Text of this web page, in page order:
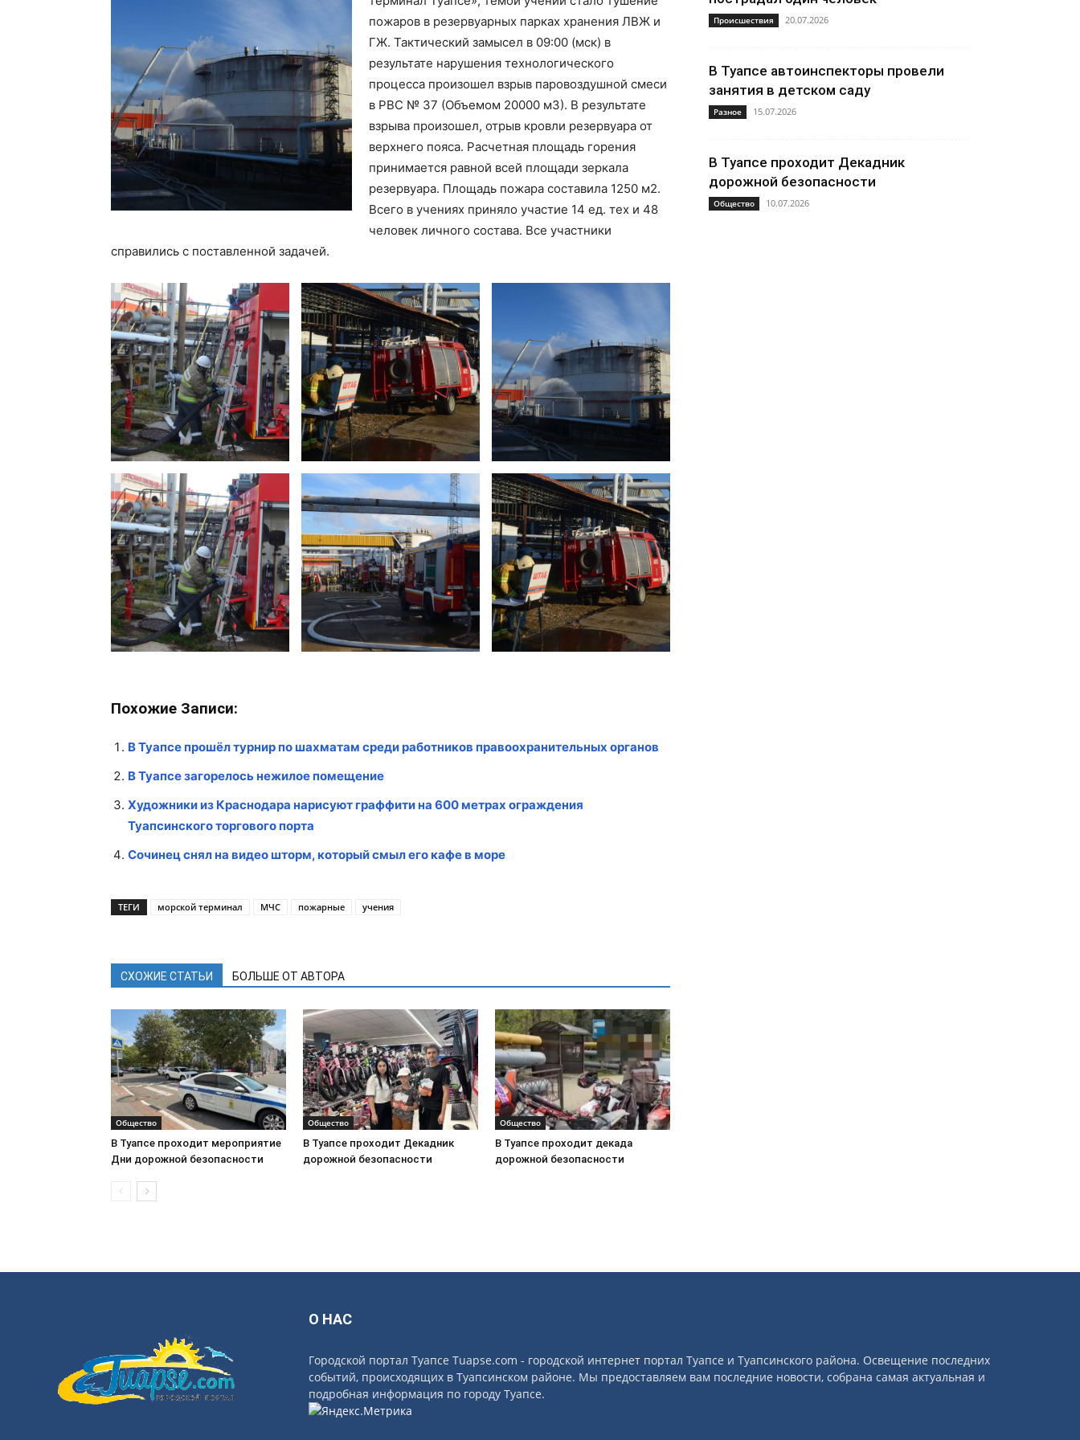
пожаров в резервуарных парках хранения ЛВЖ и
ГЖ. Тактический замысел в 09:00 (мск) в
результате нарушения технологического
процесса произошел взрыв паровоздушной смеси
в РВС № 37 (Объемом 20000 м3). В результате
взрыва произошел, отрыв кровли резервуара от
верхнего пояса. Расчетная площадь горения
принимается равной всей площади зеркала
резервуара. Площадь пожара составила 1250 м2.
Всего в учениях приняло участие 14 ед. тех и 48
человек личного состава. Все участники
справились с поставленной задачей.
Похожие Записи:
В Туапсе прошёл турнир по шахматам среди работников правоохранительных органов
В Туапсе загорелось нежилое помещение
Художники из Краснодара нарисуют граффити на 600 метрах ограждения
Туапсинского торгового порта
Сочинец снял на видео шторм, который смыл его кафе в море
ТЕГИ морской терминал МЧС пожарные учения
СХОЖИЕ СТАТЬИ БОЛЬШЕ ОТ АВТОРА
Общество
В Туапсе проходит мероприятие
Дни дорожной безопасности
Общество
В Туапсе проходит Декадник
дорожной безопасности
Общество
В Туапсе проходит декада
дорожной безопасности
Происшествия 20.07.2026
В Туапсе автоинспекторы провели
занятия в детском саду
Разное 15.07.2026
В Туапсе проходит Декадник
дорожной безопасности
Общество 10.07.2026
О НАС
Городской портал Туапсе Tuapse.com - городской интернет портал Туапсе и Туапсинского района. Освещение последних
событий, происходящих в Туапсинском районе. Мы предоставляем вам последние новости, собрана самая актуальная и
подробная информация по городу Туапсе.